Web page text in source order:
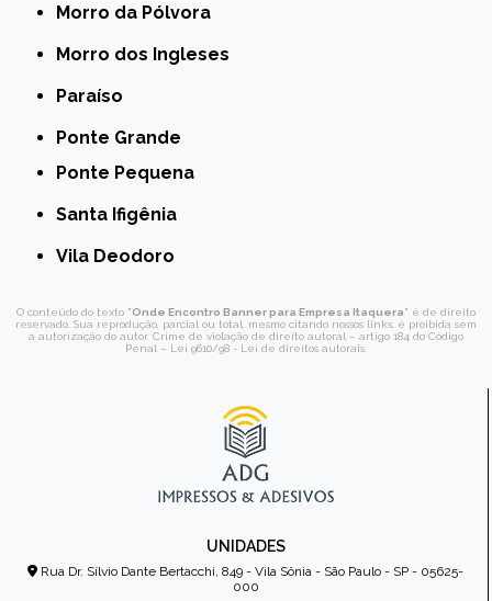
Morro da Pólvora
Morro dos Ingleses
Paraíso
Ponte Grande
Ponte Pequena
Santa Ifigênia
Vila Deodoro
O conteúdo do texto "Onde Encontro Banner para Empresa Itaquera" é de direito
reservado. Sua reprodução, parcial ou total, mesmo citando nossos links, é proibida sem
a autorização do autor. Crime de violação de direito autoral – artigo 184 do Código
Penal – Lei 9610/98 - Lei de direitos autorais
UNIDADES
Rua Dr. Sílvio Dante Bertacchi, 849 - Vila Sônia - São Paulo - SP - 05625-
000